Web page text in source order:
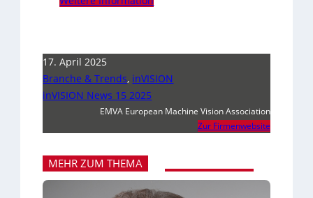
17. April 2025
Branche & Trends, inVISION
inVISION News 15 2025
EMVA European Machine Vision Association
Zur Firmenwebsite
MEHR ZUM THEMA